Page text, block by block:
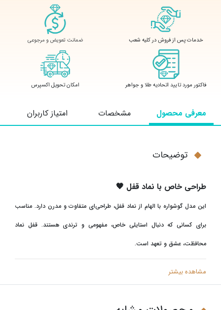
خدمات پس از فروش در کلیه شعب ضمانت تعویض و مرجوعی
فاکتور مورد تایید اتحادیه طلا و جواهر امکان تحویل اکسپرس
معرفی محصول مشخصات امتیاز کاربران
توضیحات
طراحی خاص با نماد قفل 🖤
این مدل گوشواره با الهام از نماد قفل، طراحی‌ای متفاوت و مدرن دارد. مناسب
برای کسانی که دنبال استایلی خاص، مفهومی و ترندی هستند. قفل نماد
محافظت، عشق و تعهد است.
مشاهده بیشتر